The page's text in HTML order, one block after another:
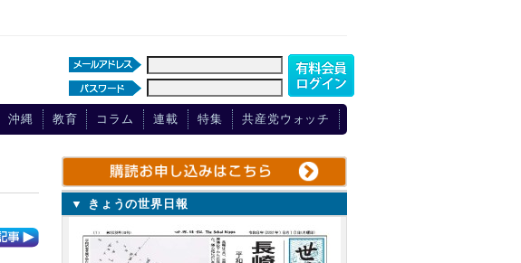
沖縄 教育 コラム 連載 特集 共産党ウォッチ
▼ きょうの世界日報